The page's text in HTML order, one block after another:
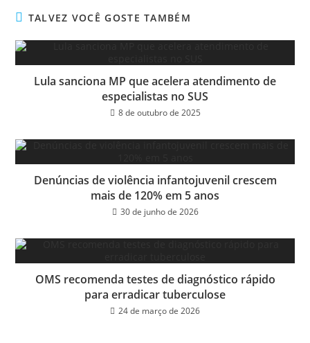
ok er
TALVEZ VOCÊ GOSTE TAMBÉM
Lula sanciona MP que acelera atendimento de
especialistas no SUS
8 de outubro de 2025
Denúncias de violência infantojuvenil crescem
mais de 120% em 5 anos
30 de junho de 2026
OMS recomenda testes de diagnóstico rápido
para erradicar tuberculose
24 de março de 2026